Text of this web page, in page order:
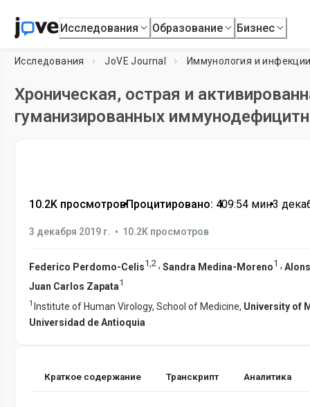
Исследования Образование Бизнес
Исследования JoVE Journal Иммунология и
Хроническая, острая и
гуманизированных
10.2K просмотров•Процитировано: 4•09:54 мин•3
3 декабря 2019 г. • 10.2K просмотров
Federico Perdomo-Celis1,2 , Sandra Medina-Moreno1 ,
Juan Carlos Zapata1
1 Institute of Human Virology, School of Medicine, University of
Universidad de Antioquia
Краткое содержание Транскрипт Аналитика